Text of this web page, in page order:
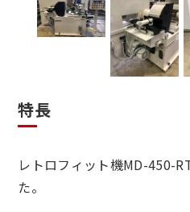
特長
レトロフィット機MD-450-
た。